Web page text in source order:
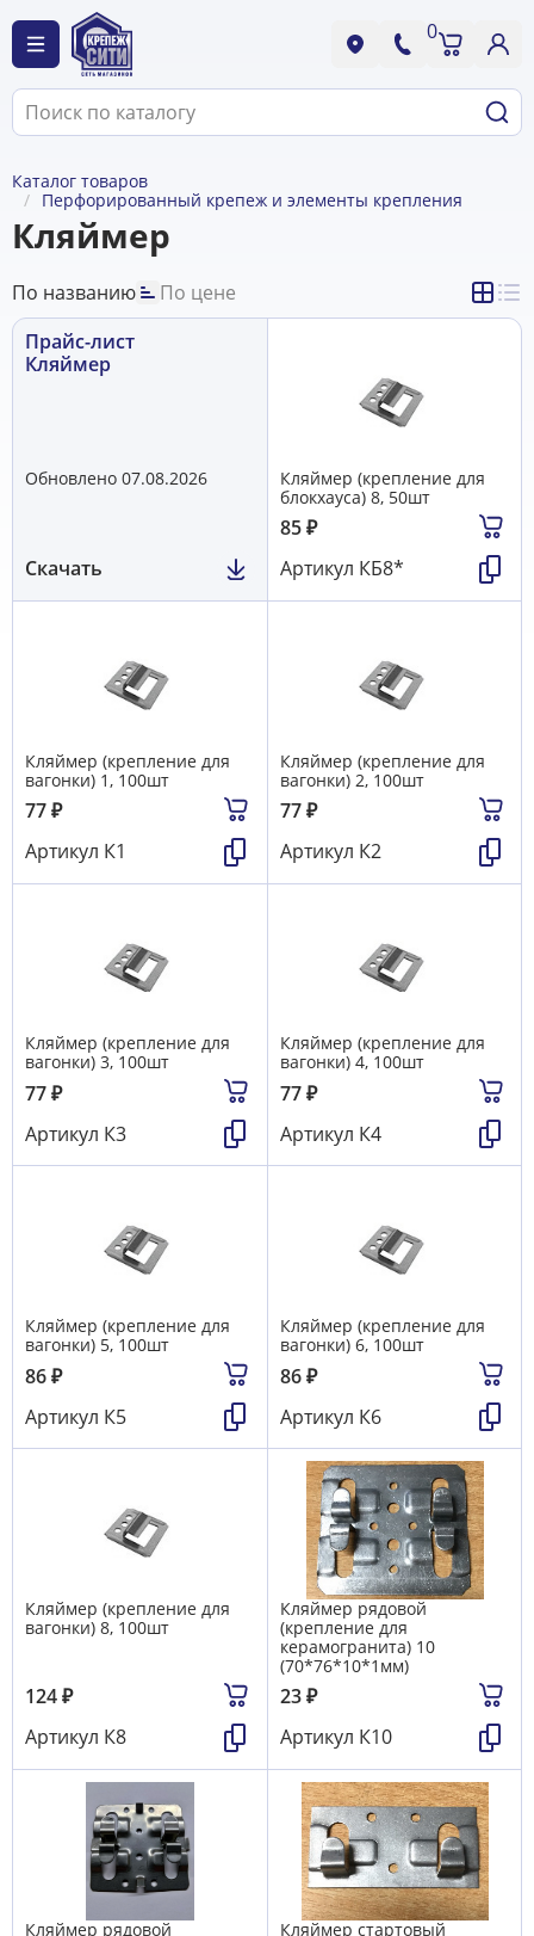
0
Каталог товаров
Перфорированный крепеж и элементы крепления
Кляймер
По названию
По цене
Прайс-лист
Кляймер
Обновлено 07.08.2026
Скачать
Кляймер (крепление для
блокхауса) 8, 50шт
85₽
Артикул КБ8*
Кляймер (крепление для
вагонки) 1, 100шт
77₽
Артикул К1
Кляймер (крепление для
вагонки) 2, 100шт
77₽
Артикул К2
Кляймер (крепление для
вагонки) 3, 100шт
77₽
Артикул К3
Кляймер (крепление для
вагонки) 4, 100шт
77₽
Артикул К4
Кляймер (крепление для
вагонки) 5, 100шт
86₽
Артикул К5
Кляймер (крепление для
вагонки) 6, 100шт
86₽
Артикул К6
Кляймер (крепление для
вагонки) 8, 100шт
124₽
Артикул К8
Кляймер рядовой
(крепление для
керамогранита) 10
(70*76*10*1мм)
23₽
Артикул К10
Кляймер рядовой
Кляймер стартовый